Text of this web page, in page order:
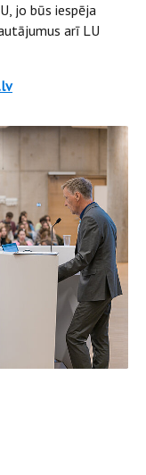
jo būs iespēja
arī LU